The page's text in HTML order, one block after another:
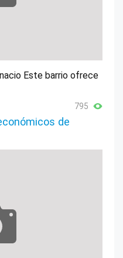
Este barrio ofrece
795
de